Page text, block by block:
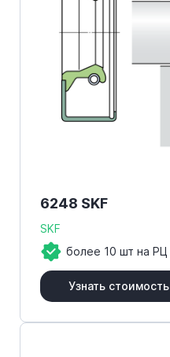
6248 SKF
SKF
более 10 шт на РЦ
Узнать стоимость